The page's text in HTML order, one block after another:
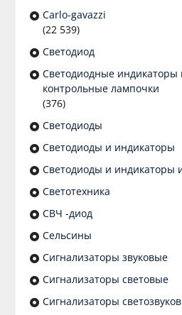
Сarlo-gavazzi
(22 539)
Светодиод
Светодиодные индикаторы
контрольные лампочки
(376)
Светодиоды
Светодиоды и индикаторы
Светодиоды и индикаторы
Светотехника
СВЧ -диод
Сельсины
Сигнализаторы звуковые
Сигнализаторы световые
Сигнализаторы